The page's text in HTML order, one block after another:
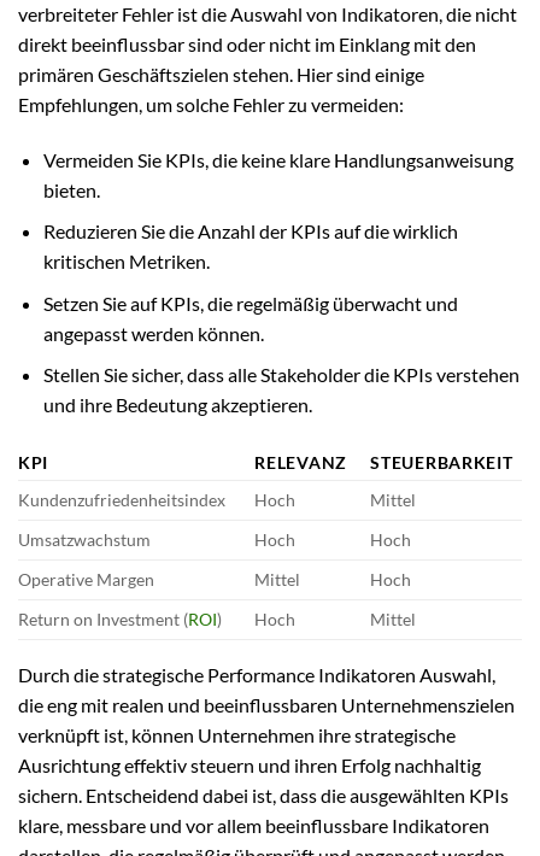
verbreiteter Fehler ist die Auswahl von Indikatoren, die nicht
direkt beeinflussbar sind oder nicht im Einklang mit den
primären Geschäftszielen stehen. Hier sind einige
Empfehlungen, um solche Fehler zu vermeiden:
Vermeiden Sie KPIs, die keine klare Handlungsanweisung
bieten.
Reduzieren Sie die Anzahl der KPIs auf die wirklich
kritischen Metriken.
Setzen Sie auf KPIs, die regelmäßig überwacht und
angepasst werden können.
Stellen Sie sicher, dass alle Stakeholder die KPIs verstehen
und ihre Bedeutung akzeptieren.
KPI RELEVANZ
STEUERBARKEIT
Kundenzufriedenheitsindex
Hoch
Mittel
Umsatzwachstum
Hoch
Hoch
Operative Margen
Mittel
Hoch
Return on Investment (ROI) Hoch Mittel
Durch die strategische Performance Indikatoren Auswahl,
die eng mit realen und beeinflussbaren Unternehmenszielen
verknüpft ist, können Unternehmen ihre strategische
Ausrichtung effektiv steuern und ihren Erfolg nachhaltig
sichern. Entscheidend dabei ist, dass die ausgewählten KPIs
klare, messbare und vor allem beeinflussbare Indikatoren